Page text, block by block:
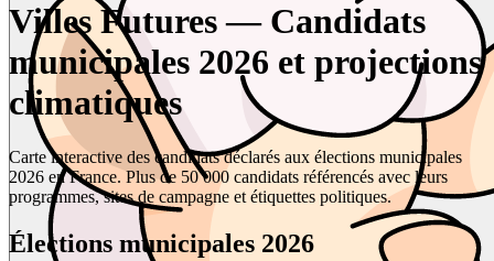
Villes Futures — Candidats
municipales 2026 et projections
climatiques
Carte interactive des candidats déclarés aux élections municipales
2026 en France. Plus de 50 000 candidats référencés avec leurs
programmes, sites de campagne et étiquettes politiques.
Élections municipales 2026